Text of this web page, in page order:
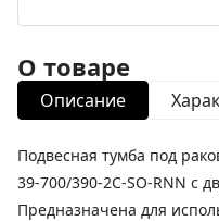
О товаре
Описание
Подвесная тумба под
39-700/390-2C-SO-RNN с
Предназначена для